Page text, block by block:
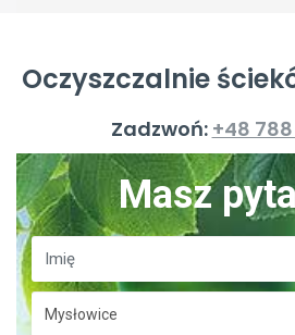
Oczyszczalnie
Zadzwoń: +48
Masz